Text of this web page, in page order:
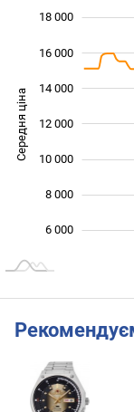
Середня ціна 10 000
6 000
8 000
10 000
12 000
14 000
16 000
18 000